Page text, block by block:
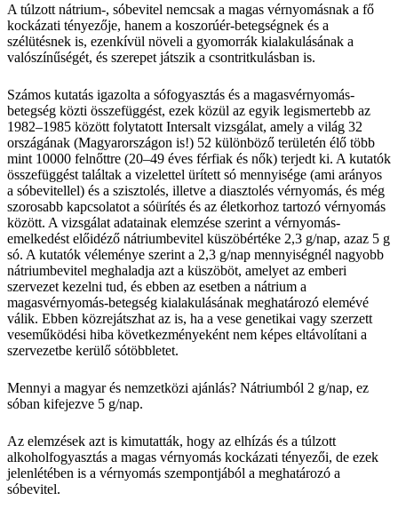
A túlzott nátrium-, sóbevitel nemcsak a magas vérnyomásnak a fő
kockázati tényezője, hanem a koszorúér-betegségnek és a
szélütésnek is, ezenkívül növeli a gyomorrák kialakulásának a
valószínűségét, és szerepet játszik a csontritkulásban is.
Számos kutatás igazolta a sófogyasztás és a magasvérnyomás-
betegség közti összefüggést, ezek közül az egyik legismertebb az
1982–1985 között folytatott Intersalt vizsgálat, amely a világ 32
országának (Magyarországon is!) 52 különböző területén élő több
mint 10000 felnőttre (20–49 éves férfiak és nők) terjedt ki. A kutatók
összefüggést találtak a vizelettel ürített só mennyisége (ami arányos
a sóbevitellel) és a szisztolés, illetve a diasztolés vérnyomás, és még
szorosabb kapcsolatot a sóürítés és az életkorhoz tartozó vérnyomás
között. A vizsgálat adatainak elemzése szerint a vérnyomás-
emelkedést előidéző nátriumbevitel küszöbértéke 2,3 g/nap, azaz 5 g
só. A kutatók véleménye szerint a 2,3 g/nap mennyiségnél nagyobb
nátriumbevitel meghaladja azt a küszöböt, amelyet az emberi
szervezet kezelni tud, és ebben az esetben a nátrium a
magasvérnyomás-betegség kialakulásának meghatározó elemévé
válik. Ebben közrejátszhat az is, ha a vese genetikai vagy szerzett
veseműködési hiba következményeként nem képes eltávolítani a
szervezetbe kerülő sótöbbletet.
Mennyi a magyar és nemzetközi ajánlás? Nátriumból 2 g/nap, ez
sóban kifejezve 5 g/nap.
Az elemzések azt is kimutatták, hogy az elhízás és a túlzott
alkoholfogyasztás a magas vérnyomás kockázati tényezői, de ezek
jelenlétében is a vérnyomás szempontjából a meghatározó a
sóbevitel.